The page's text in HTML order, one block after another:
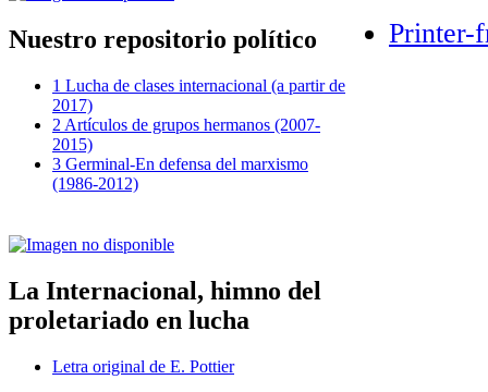
Nuestro repositorio político
1 Lucha de clases internacional (a partir de
2017)
2 Artículos de grupos hermanos (2007-
2015)
3 Germinal-En defensa del marxismo
(1986-2012)
La Internacional, himno del
proletariado en lucha
Letra original de E. Pottier
Printer-